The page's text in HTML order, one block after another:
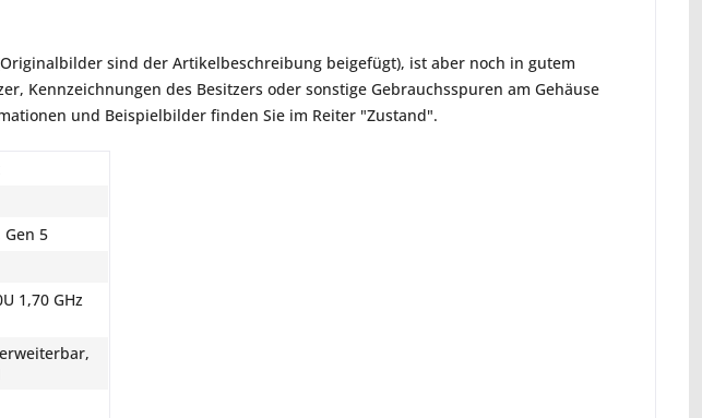
sind der Artikelbeschreibung beigefügt), ist aber noch in gutem
Kennzeichnungen des Besitzers oder sonstige Gebrauchsspuren am Gehäuse
und Beispielbilder finden Sie im Reiter "Zustand".
Gen 5
1,70 GHz